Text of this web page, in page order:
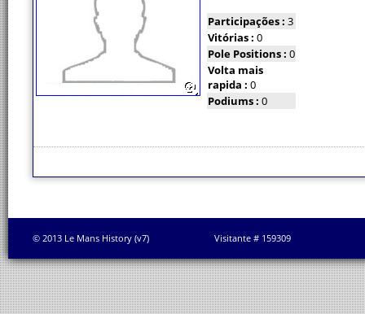
Participações : 3
Vitórias : 0
Pole Positions : 0
Volta mais
rapida : 0
Podiums : 0
© 2013 Le Mans History (v7) Visitante # 159309